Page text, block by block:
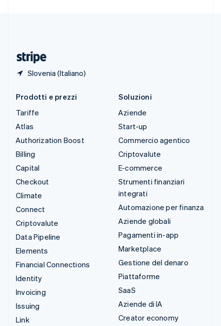
Slovenia (Italiano)
Prodotti e prezzi
Tariffe
Atlas
Authorization Boost
Billing
Capital
Checkout
Climate
Connect
Criptovalute
Data Pipeline
Elements
Financial Connections
Identity
Invoicing
Issuing
Link
Soluzioni
Aziende
Start-up
Commercio agentico
Criptovalute
E-commerce
Strumenti finanziari
integrati
Automazione per finanza
Aziende globali
Pagamenti in-app
Marketplace
Gestione del denaro
Piattaforme
SaaS
Aziende di IA
Creator economy